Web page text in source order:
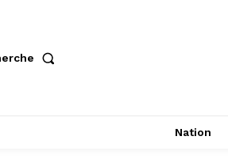
Nation